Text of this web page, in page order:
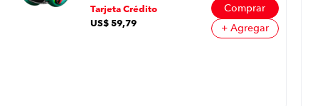
Tarjeta Crédito
US$ 59,79
Comprar
+ Agregar